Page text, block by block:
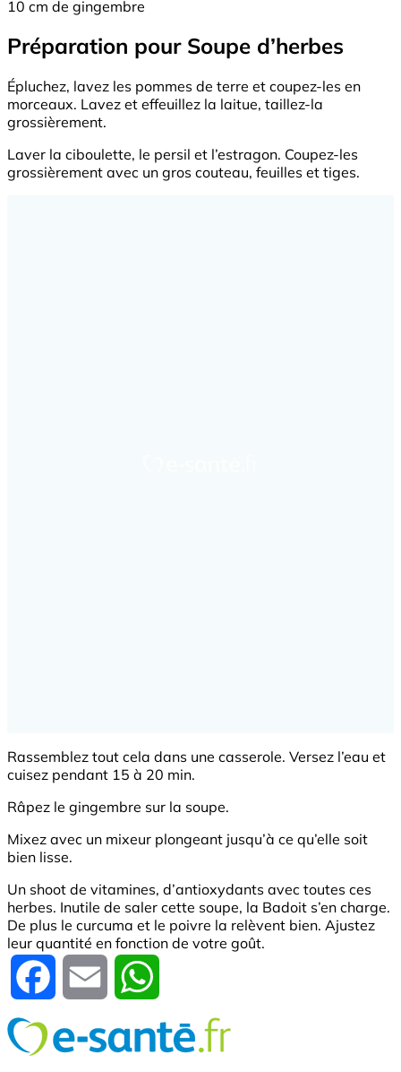
10 cm de gingembre
Préparation pour Soupe d’herbes
Épluchez, lavez les pommes de terre et coupez-les en
morceaux. Lavez et effeuillez la laitue, taillez-la
grossièrement.
Laver la ciboulette, le persil et l’estragon. Coupez-les
grossièrement avec un gros couteau, feuilles et tiges.
Rassemblez tout cela dans une casserole. Versez l’eau et
cuisez pendant 15 à 20 min.
Râpez le gingembre sur la soupe.
Mixez avec un mixeur plongeant jusqu’à ce qu’elle soit
bien lisse.
Un shoot de vitamines, d’antioxydants avec toutes ces
herbes. Inutile de saler cette soupe, la Badoit s’en charge.
De plus le curcuma et le poivre la relèvent bien. Ajustez
leur quantité en fonction de votre goût.
Facebook Email